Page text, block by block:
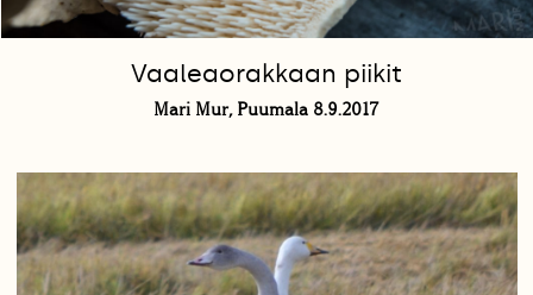
Vaaleaorakkaan piikit
Mari Mur, Puumala 8.9.2017